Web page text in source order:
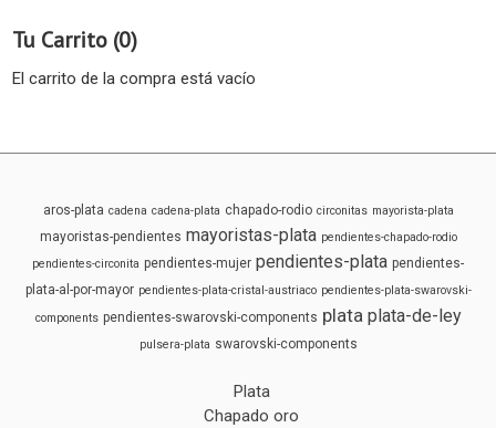
Tu Carrito (0)
El carrito de la compra está vacío
aros-plata cadena cadena-plata chapado-rodio circonitas mayorista-plata
mayoristas-pendientes mayoristas-plata pendientes-chapado-rodio
pendientes-circonita pendientes-mujer pendientes-plata pendientes-
plata-al-por-mayor pendientes-plata-cristal-austriaco pendientes-plata-swarovski-
components pendientes-swarovski-components plata plata-de-ley
pulsera-plata swarovski-components
Plata
Chapado oro